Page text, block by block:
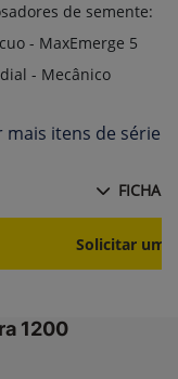
de semente:
- MaxEmerge 5
- Mecânico
mais itens de série
FICHA
Solicitar
1200